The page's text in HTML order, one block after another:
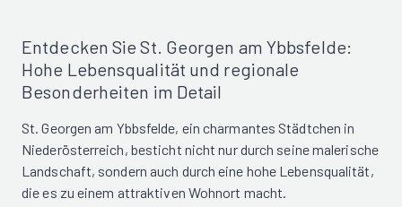
Entdecken Sie St. Georgen am Ybbsfelde:
Hohe Lebensqualität und regionale
Besonderheiten im Detail
St. Georgen am Ybbsfelde, ein charmantes Städtchen in
Niederösterreich, besticht nicht nur durch seine malerische
Landschaft, sondern auch durch eine hohe Lebensqualität,
die es zu einem attraktiven Wohnort macht.